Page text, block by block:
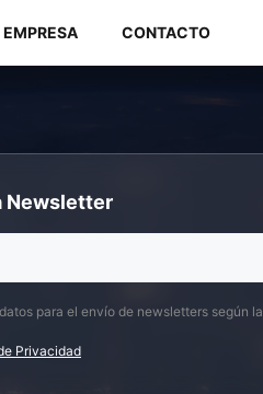
Industriales
EMPRESA CONTACTO
Newsletter
para el envío de newsletters según la
Privacidad